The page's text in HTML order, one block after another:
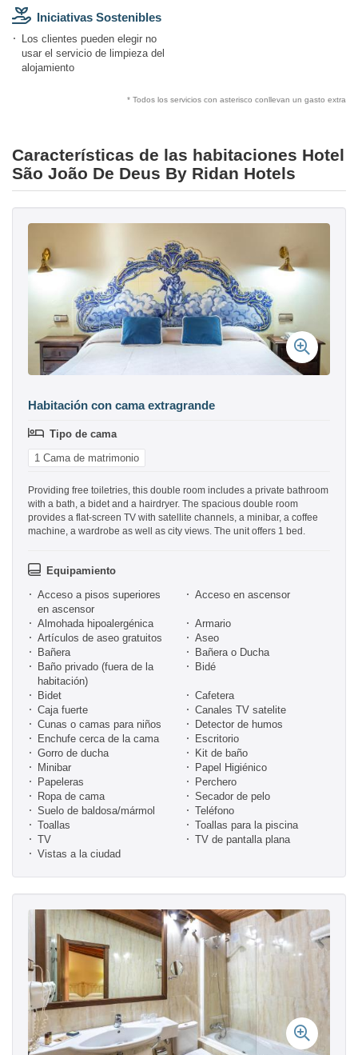
Iniciativas Sostenibles
Los clientes pueden elegir no
usar el servicio de limpieza del
alojamiento
* Todos los servicios con asterisco conllevan un gasto extra
Características de las habitaciones Hotel
São João De Deus By Ridan Hotels
Habitación con cama extragrande
Tipo de cama
1 Cama de matrimonio
Providing free toiletries, this double room includes a private bathroom
with a bath, a bidet and a hairdryer. The spacious double room
provides a flat-screen TV with satellite channels, a minibar, a coffee
machine, a wardrobe as well as city views. The unit offers 1 bed.
Equipamiento
Acceso a pisos superiores
en ascensor
Acceso en ascensor
Almohada hipoalergénica
Armario
Artículos de aseo gratuitos
Aseo
Bañera
Bañera o Ducha
Baño privado (fuera de la
habitación)
Bidé
Bidet
Cafetera
Caja fuerte
Canales TV satelite
Cunas o camas para niños
Detector de humos
Enchufe cerca de la cama
Escritorio
Gorro de ducha
Kit de baño
Minibar
Papel Higiénico
Papeleras
Perchero
Ropa de cama
Secador de pelo
Suelo de baldosa/mármol
Teléfono
Toallas
Toallas para la piscina
TV
TV de pantalla plana
Vistas a la ciudad